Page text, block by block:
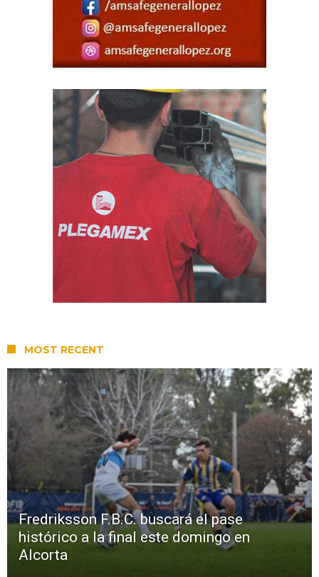
MOST RECENT
Fredriksson F.B.C. buscará el pase
histórico a la final este domingo en
Alcorta